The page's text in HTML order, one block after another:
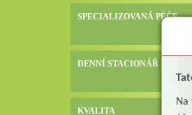
SPECIALIZOVANÁ PÉČE
DENNÍ STACIONÁŘ
KVALITA
Na